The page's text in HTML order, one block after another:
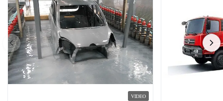
VIDEO